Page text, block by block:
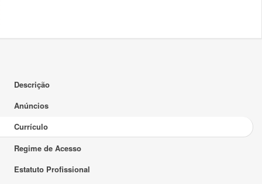
Descrição
Anúncios
Currículo
Regime de Acesso
Estatuto Profissional